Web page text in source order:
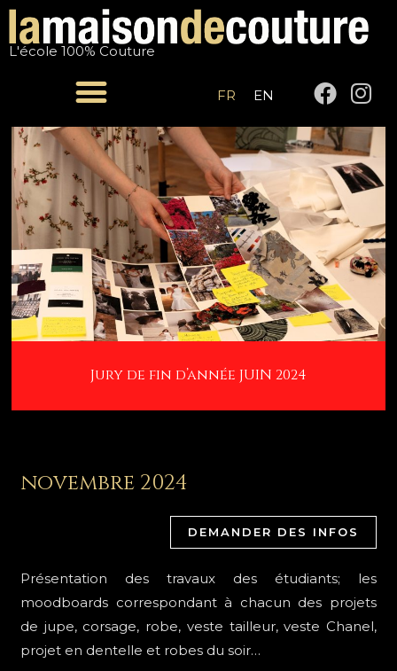
Aller
contenu
L'école 100% Couture
FR EN
F
a
c
e
b
o
o
k
I
n
s
t
a
r
a
m
Jury de fin d’année JUIN 2024
novembre 2024
DEMANDER DES INFOS
Présentation des travaux des étudiants; les
moodboards correspondant à chacun des projets
de jupe, corsage, robe, veste tailleur, veste Chanel,
projet en dentelle et robes du soir…
Navigation
l’article